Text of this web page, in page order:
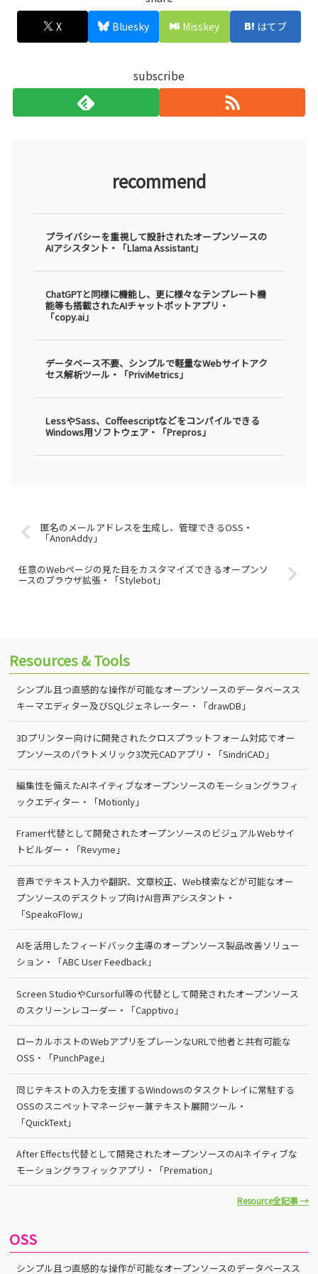
X Bluesky Misskey はてブ
subscribe
recommend
プライバシーを重視して設計されたオープンソースの
AIアシスタント・「Llama Assistant」
ChatGPTと同様に機能し、更に様々なテンプレート機
能等も搭載されたAIチャットボットアプリ・
「copy.ai」
データベース不要、シンプルで軽量なWebサイトアク
セス解析ツール・「PriviMetrics」
LessやSass、Coffeescriptなどをコンパイルできる
Windows用ソフトウェア・「Prepros」
匿名のメールアドレスを生成し、管理できるOSS・
「AnonAddy」
任意のWebページの見た目をカスタマイズできるオープンソ
ースのブラウザ拡張・「Stylebot」
Resources & Tools
シンプル且つ直感的な操作が可能なオープンソースのデータベースス
キーマエディター及びSQLジェネレーター・「drawDB」
3Dプリンター向けに開発されたクロスプラットフォーム対応でオー
プンソースのパラトメリック3次元CADアプリ・「SindriCAD」
編集性を備えたAIネイティブなオープンソースのモーショングラフィ
ックエディター・「Motionly」
Framer代替として開発されたオープンソースのビジュアルWebサイ
トビルダー・「Revyme」
音声でテキスト入力や翻訳、文章校正、Web検索などが可能なオー
プンソースのデスクトップ向けAI音声アシスタント・
「SpeakoFlow」
AIを活用したフィードバック主導のオープンソース製品改善ソリュー
ション・「ABC User Feedback」
Screen StudioやCursorful等の代替として開発されたオープンソース
のスクリーンレコーダー・「Capptivo」
ローカルホストのWebアプリをプレーンなURLで他者と共有可能な
OSS・「PunchPage」
同じテキストの入力を支援するWindowsのタスクトレイに常駐する
OSSのスニペットマネージャー兼テキスト展開ツール・
「QuickText」
After Effects代替として開発されたオープンソースのAIネイティブな
モーショングラフィックアプリ・「Premation」
Resource全記事 →
OSS
シンプル且つ直感的な操作が可能なオープンソースのデータベースス